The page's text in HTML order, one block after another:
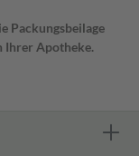
Packungsbeilage
Ihrer Apotheke.